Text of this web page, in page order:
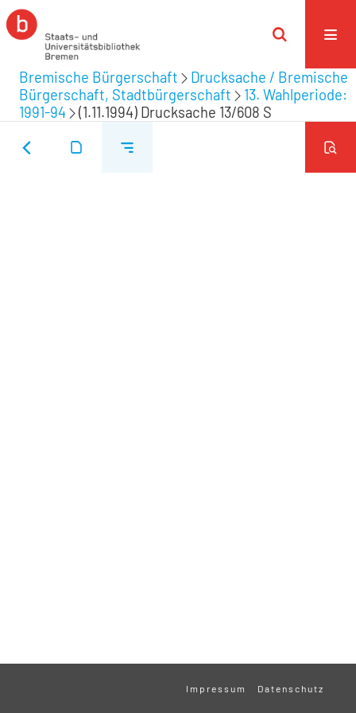
Bremische Bürgerschaft
Drucksache / Bremische
Bürgerschaft, Stadtbürgerschaft
13. Wahlperiode:
1991-94
(1.11.1994) Drucksache 13/608 S
Impressum Datenschutz